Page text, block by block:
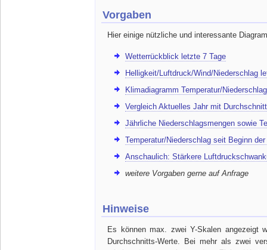
Vorgaben
Hier einige nützliche und interessante
Wetterrückblick letzte 7 Tage
Helligkeit/Luftdruck/Wind/Niederschlag
Klimadiagramm Temperatur/Niederschlag
Vergleich Aktuelles Jahr mit Durchschnitt
Jährliche Niederschlagsmengen sowie
Temperatur/Niederschlag seit Beginn
Anschaulich: Stärkere
weitere Vorgaben gerne auf Anfrage
Hinweise
Es können max. zwei Y-Skalen angezeigt
Durchschnitts-Werte. Bei mehr als zwei